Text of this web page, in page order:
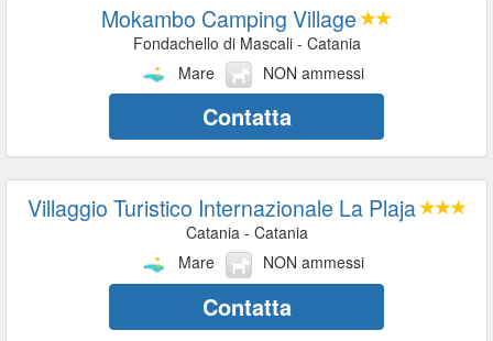
Mokambo Camping Village
Fondachello di Mascali - Catania
Mare
NON ammessi
Contatta
Villaggio Turistico Internazionale La Plaja
Catania - Catania
Mare
NON ammessi
Contatta